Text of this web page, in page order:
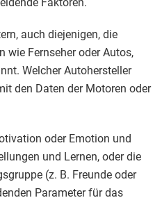
auch diejenigen, die
wie Fernseher oder Autos,
Welcher Autohersteller
den Daten der Motoren oder
oder Emotion und
und Lernen, oder die
(z. B. Freunde oder
Parameter für das